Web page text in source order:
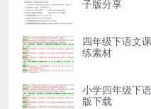
子版分享
四年级下语文
练素材
小学四年级下
版下载